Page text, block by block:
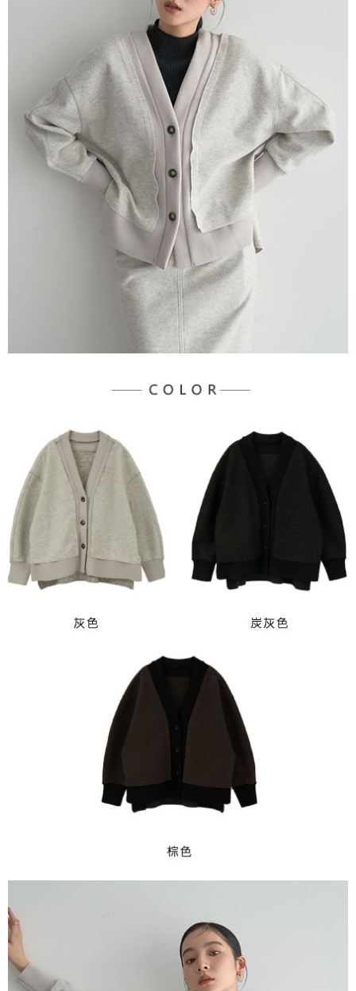
1.本服務係由「台灣大哥大股份有限公司」（以下簡稱本公司）所提供，讓
用戶於交易時，得透過本服務購買商品或服務，並由商店將買賣／分期付款
買賣價金債權讓與本公司後，依約使用本公司帳單繳交帳款。
2.基於同意付款使用「大哥付你分期」之契約關係目的，商店將以您的個人
資料（包含姓名、電話或地址）提供予台灣大哥大進項蒐集、處理及利用，
由本公司與您本人進行分期帳單所需資料之確認、核對及更正。
3.完整用戶服務條款，請詳閱以下連結： https://oppay.tw/userRule
ATM／網路銀行／等多元方式進行付款，方視為交易完成。
※ 請注意：結帳手續完成當下不需立刻繳費，但若您需要取消訂單，請聯絡
購買商品的店家。未經商家同意取消之訂單仍視為有效，需透過AFTEE先享
後付繳納相關費用。
※ 交易是否成功請以「AFTEE先享後付 」之結帳頁面顯示為準，若有關於
是否繳費成功／繳費後需取消欲退款等相關疑問，請聯繫「AFTEE先享後付
客戶支援中心」
https://netprotections.freshdesk.com/support/home
【注意事項】
１．透過由恩沛科技股份有限公司提供之「AFTEE先享後付」服務完成之交
易，需依本服務之必要範圍內提供個人資料，並將交易相關給付款項請求債
權轉讓予恩沛科技股份有限公司。
２．關於個人資料處理事宜，請瀏覽以下網址：
https://aftee.tw/terms/#terms3
３．未成年的使用者請事先徵得法定代理人或監護人之同意方可使用
「AFTEE先享後付」，若未經同意申辦者引起之損失，本公司不負相關責
４．使用「AFTEE先享後付」時，將依據個別帳號之用戶狀況，依本公司即
時審查核予不同之上限額度；若仍有額度不足之情形，本公司將視審查結果
請求用戶進行身份認證。
５．嚴禁一人註冊多個帳號或使用他人資訊註冊。若發現惡意使用之情形，
恩沛科技股份有限公司將有權停止該用戶之使用額度並採取法律行動。
每筆NT$60，滿NT$888(含以上)免運費
每筆NT$60，滿NT$888(含以上)免運費
7-11取貨付款
每筆NT$60，滿NT$888(含以上)免運費
7-11純取貨
每筆NT$60，滿NT$888(含以上)免運費
每筆NT$90，滿NT$888(含以上)免運費